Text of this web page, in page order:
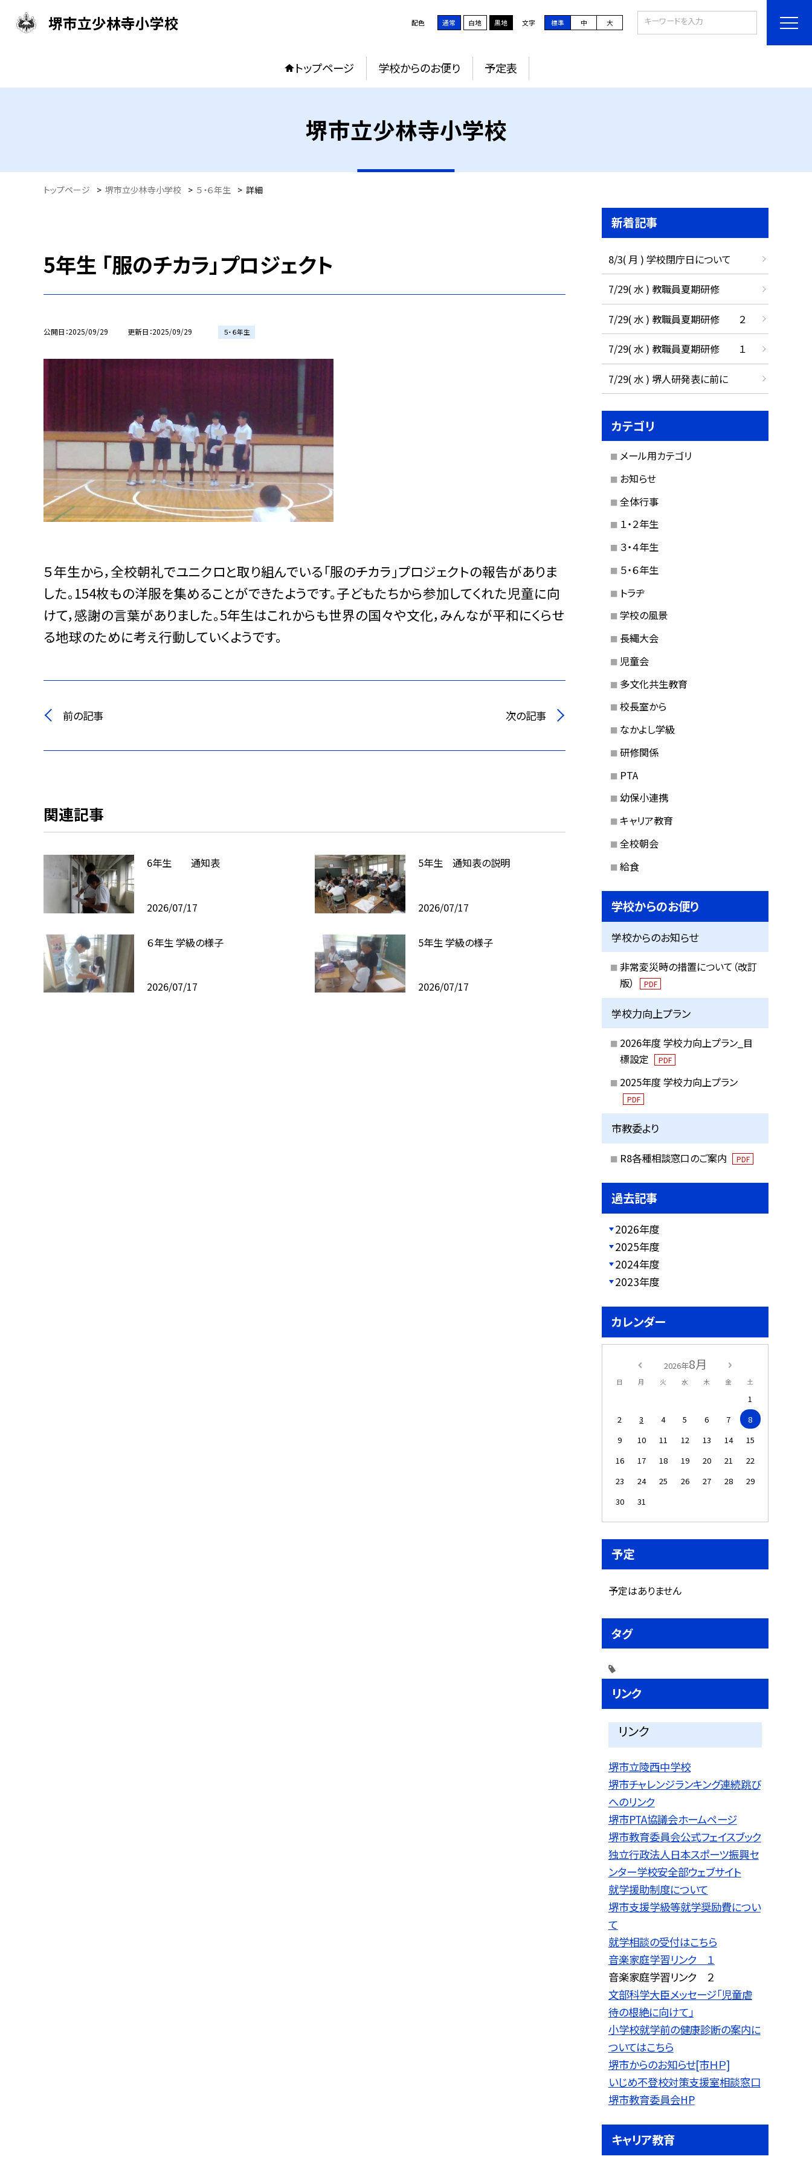
堺市立少林寺小学校 配色 通常 白地 黒地 文字 標準 中 大
トップページ 学校からのお便り 予定表
堺市立少林寺小学校
トップページ > 堺市立少林寺小学校 > ５・６年生 > 詳細
5年生 「服のチカラ」プロジェクト
公開日 2025/09/29 更新日 2025/09/29 ５・６年生
５年生から，全校朝礼でユニクロと取り組んでいる「服のチカラ」プロジェクトの報告がありま
した。154枚もの洋服を集めることができたようです。子どもたちから参加してくれた児童に向
けて，感謝の言葉がありました。5年生はこれからも世界の国々や文化，みんなが平和にくらせ
る地球のために考え行動していくようです。
前の記事 次の記事
関連記事
6年生 通知表
2026/07/17
5年生 通知表の説明
2026/07/17
６年生 学級の様子
2026/07/17
5年生 学級の様子
2026/07/17
新着記事
8/3( 月 ) 学校閉庁日について
7/29( 水 ) 教職員夏期研修
7/29( 水 ) 教職員夏期研修 ２
7/29( 水 ) 教職員夏期研修 １
7/29( 水 ) 堺人研発表に前に
カテゴリ
メール用カテゴリ
お知らせ
全体行事
１・２年生
３・４年生
５・６年生
トラヂ
学校の風景
長縄大会
児童会
多文化共生教育
校長室から
なかよし学級
研修関係
PTA
幼保小連携
キャリア教育
全校朝会
給食
学校からのお便り
学校からのお知らせ
非常変災時の措置について（改訂
版）
PDF
学校力向上プラン
2026年度 学校力向上プラン_目
標設定
PDF
2025年度 学校力向上プラン
PDF
市教委より
R8各種相談窓口のご案内 PDF
過去記事
2026年度
2025年度
2024年度
2023年度
カレンダー
2026年8月
日 月 火 水 木 金 土
1
2
3 4 5 6 7
8
9
10 11 12 13 14
15
16
17 18 19 20 21
22
23
24 25 26 27 28
29
30
31
予定
予定はありません
タグ
リンク
リンク
堺市立陵西中学校
堺市チャレンジランキング連続跳び
へのリンク
堺市PTA協議会ホームページ
堺市教育委員会公式フェイスブック
独立行政法人日本スポーツ振興セ
ンター学校安全部ウェブサイト
就学援助制度について
堺市支援学級等就学奨励費につい
て
就学相談の受付はこちら
音楽家庭学習リンク １
音楽家庭学習リンク ２
文部科学大臣メッセージ「児童虐
待の根絶に向けて」
小学校就学前の健康診断の案内に
ついてはこちら
堺市からのお知らせ[市ＨＰ]
いじめ不登校対策支援室相談窓口
堺市教育委員会HP
キャリア教育